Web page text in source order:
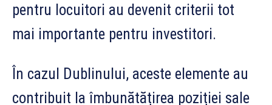
pentru locuitori au devenit criterii tot
mai importante pentru investitori.
În cazul Dublinului, aceste elemente au
contribuit la îmbunătățirea poziției sale